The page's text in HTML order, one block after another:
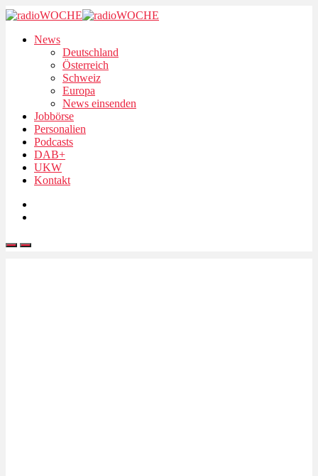
News
Deutschland
Österreich
Schweiz
Europa
News einsenden
Jobbörse
Personalien
Podcasts
DAB+
UKW
Kontakt